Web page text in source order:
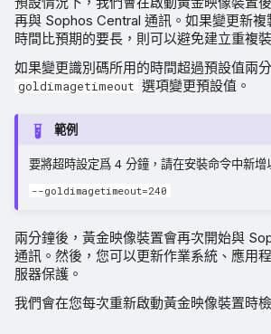
再與 Sophos Central 通訊。如果變更新複
時間比預期的要長，則可以避免建立重複
如果變更識別碼所用的時間超過預設值兩
goldimagetimeout 選項變更預設值。
範例
要將超時設定爲 4 分鐘，請在安裝命令中新增
--goldimagetimeout=240
兩分鐘後，黃金映像裝置會再次開始與
通訊。然後，您可以更新作業系統、應用
服器保護。
我們會在您每次重新啟動黃金映像裝置時